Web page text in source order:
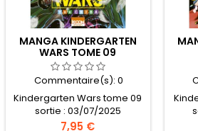
MANGA KINDERGARTEN
WARS TOME 09
Commentaire(s): 0
Kindergarten Wars tome 09
sortie : 03/07/2025
Prix
7,95 €